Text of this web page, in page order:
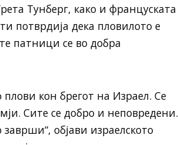
Тунберг, како и француската
потврдија дека пловилото е
патници се во добра
кон брегот на Израел. Се
Сите се добро и неповредени.
објави израелското